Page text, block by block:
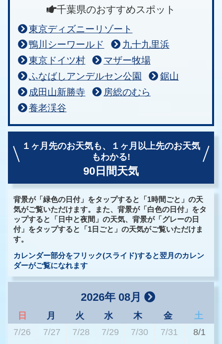
千葉県のおすすめスポット
東京ディズニーリゾート
鴨川シーワールド
九十九里浜
東京ドイツ村
マザー牧場
ふなばしアンデルセン公園
鋸山
成田山新勝寺
房総のむら
養老渓谷
１ヶ月先のお天気も、
１ヶ月以上先のお天気
もわかる!
90日間天気
背景が「緑色の日付」をタップすると「1時間ごと」の天
気がご覧いただけます。また、背景が「白色の日付」をタ
ップすると「日中と夜間」の天気、背景が「グレーの日
付」をタップすると「1日ごと」の天気がご覧いただけま
す。
カレンダー部分をフリック(スライド)すると翌月のカレン
ダーがご覧になれます
2026年 08月
日 月 火 水 木 金
土
7/26
7/27 7/28 7/29 7/30 7/31 8/1